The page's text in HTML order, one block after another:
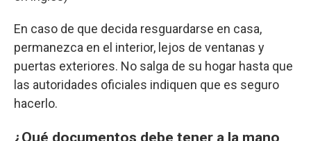
En caso de que decida resguardarse en casa,
permanezca en el interior, lejos de ventanas y
puertas exteriores. No salga de su hogar hasta que
las autoridades oficiales indiquen que es seguro
hacerlo.
¿Qué documentos debe tener a la mano